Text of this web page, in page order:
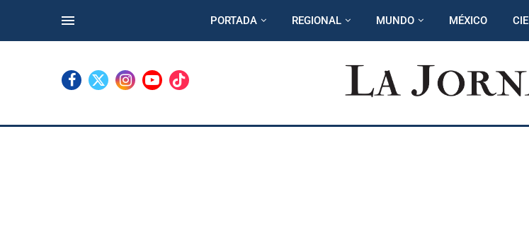
PORTADA REGIONAL MUNDO MÉXICO